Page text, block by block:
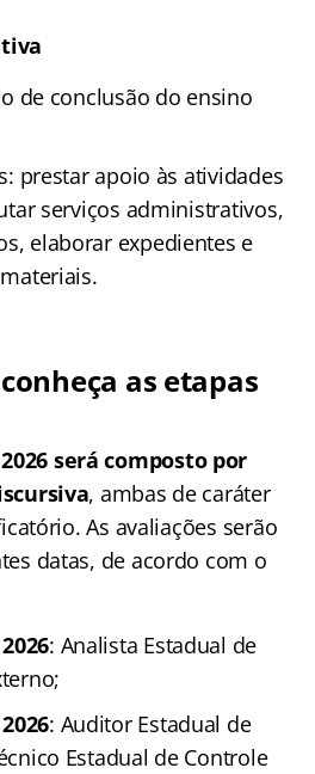
de conclusão do ensino
prestar apoio às atividades
serviços administrativos,
elaborar expedientes e
as etapas
será composto por
, ambas de caráter
As avaliações serão
datas, de acordo com o
: Analista Estadual de
: Auditor Estadual de
Estadual de Controle